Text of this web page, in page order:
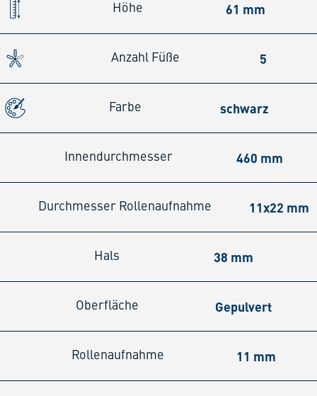
Höhe 61 mm
Anzahl Füße 5
Farbe schwarz
Innendurchmesser 460 mm
Durchmesser Rollenaufnahme 11x22 mm
Hals 38 mm
Oberfläche Gepulvert
Rollenaufnahme 11 mm